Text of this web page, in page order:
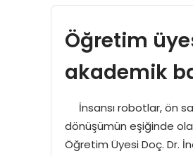
Öğretim
akademik
İnsansı robotlar, ön
dönüşümün eşiğinde
Öğretim Üyesi Doç. Dr.